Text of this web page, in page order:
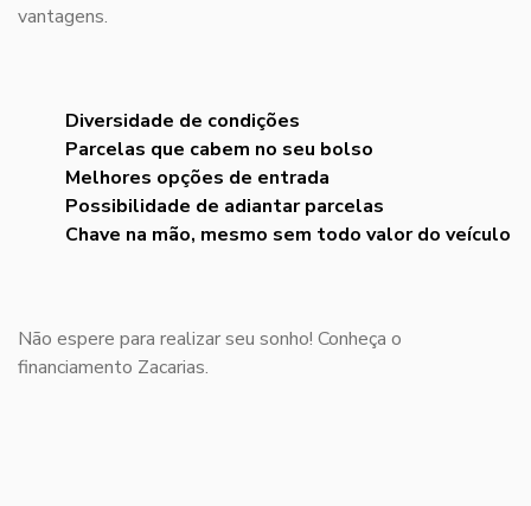
vantagens.
Diversidade de condições
Parcelas que cabem no seu bolso
Melhores opções de entrada
Possibilidade de adiantar parcelas
Chave na mão, mesmo sem todo valor do veículo
Não espere para realizar seu sonho! Conheça o
financiamento Zacarias.